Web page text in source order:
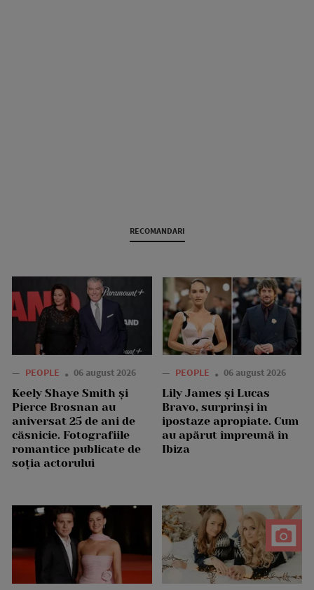
RECOMANDARI
— PEOPLE 06 august 2026
Keely Shaye Smith și
Pierce Brosnan au
aniversat 25 de ani de
căsnicie. Fotografiile
romantice publicate de
soția actorului
— PEOPLE 06 august 2026
Lily James și Lucas
Bravo, surprinși în
ipostaze apropiate. Cum
au apărut împreună în
Ibiza